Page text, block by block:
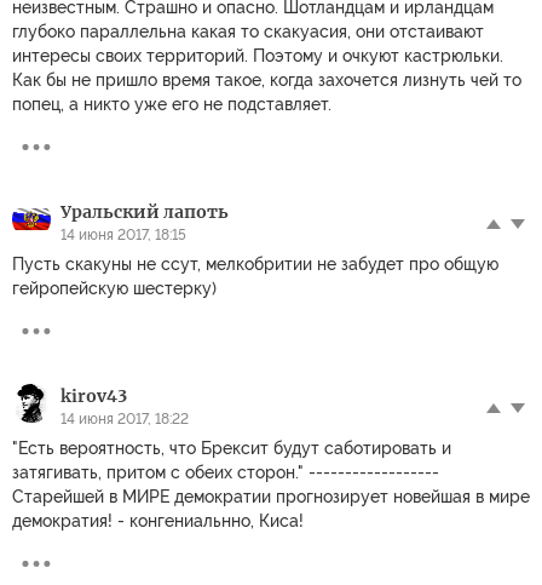
неизвестным. Страшно и опасно. Шотландцам и ирландцам
глубоко параллельна какая то скакуасия, они отстаивают
интересы своих территорий. Поэтому и очкуют кастрюльки.
Как бы не пришло время такое, когда захочется лизнуть чей то
попец, а никто уже его не подставляет.
Уральский лапоть
14 июня 2017, 18:15
Пусть скакуны не ссут, мелкобритии не забудет про общую
гейропейскую шестерку)
kirov43
14 июня 2017, 18:22
"Есть вероятность, что Брексит будут саботировать и
затягивать, притом с обеих сторон." ------------------
Старейшей в МИРЕ демократии прогнозирует новейшая в мире
демократия! - конгениальнно, Киса!